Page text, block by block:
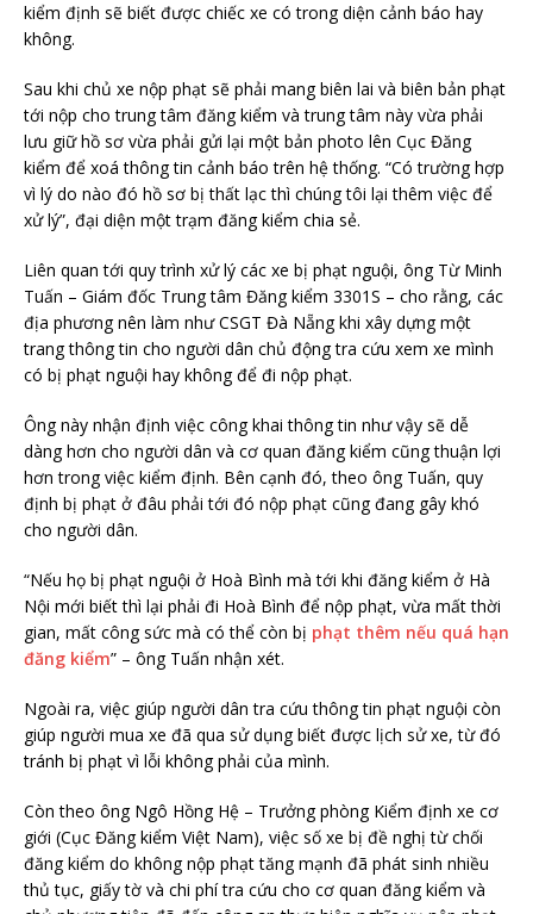
kiểm định sẽ biết được chiếc xe có trong diện cảnh báo hay
không.
Sau khi chủ xe nộp phạt sẽ phải mang biên lai và biên bản phạt
tới nộp cho trung tâm đăng kiểm và trung tâm này vừa phải
lưu giữ hồ sơ vừa phải gửi lại một bản photo lên Cục Đăng
kiểm để xoá thông tin cảnh báo trên hệ thống. “Có trường hợp
vì lý do nào đó hồ sơ bị thất lạc thì chúng tôi lại thêm việc để
xử lý”, đại diện một trạm đăng kiểm chia sẻ.
Liên quan tới quy trình xử lý các xe bị phạt nguội, ông Từ Minh
Tuấn – Giám đốc Trung tâm Đăng kiểm 3301S – cho rằng, các
địa phương nên làm như CSGT Đà Nẵng khi xây dựng một
trang thông tin cho người dân chủ động tra cứu xem xe mình
có bị phạt nguội hay không để đi nộp phạt.
Ông này nhận định việc công khai thông tin như vậy sẽ dễ
dàng hơn cho người dân và cơ quan đăng kiểm cũng thuận lợi
hơn trong việc kiểm định. Bên cạnh đó, theo ông Tuấn, quy
định bị phạt ở đâu phải tới đó nộp phạt cũng đang gây khó
cho người dân.
“Nếu họ bị phạt nguội ở Hoà Bình mà tới khi đăng kiểm ở Hà
Nội mới biết thì lại phải đi Hoà Bình để nộp phạt, vừa mất thời
gian, mất công sức mà có thể còn bị phạt thêm nếu quá hạn
đăng kiểm” – ông Tuấn nhận xét.
Ngoài ra, việc giúp người dân tra cứu thông tin phạt nguội còn
giúp người mua xe đã qua sử dụng biết được lịch sử xe, từ đó
tránh bị phạt vì lỗi không phải của mình.
Còn theo ông Ngô Hồng Hệ – Trưởng phòng Kiểm định xe cơ
giới (Cục Đăng kiểm Việt Nam), việc số xe bị đề nghị từ chối
đăng kiểm do không nộp phạt tăng mạnh đã phát sinh nhiều
thủ tục, giấy tờ và chi phí tra cứu cho cơ quan đăng kiểm và